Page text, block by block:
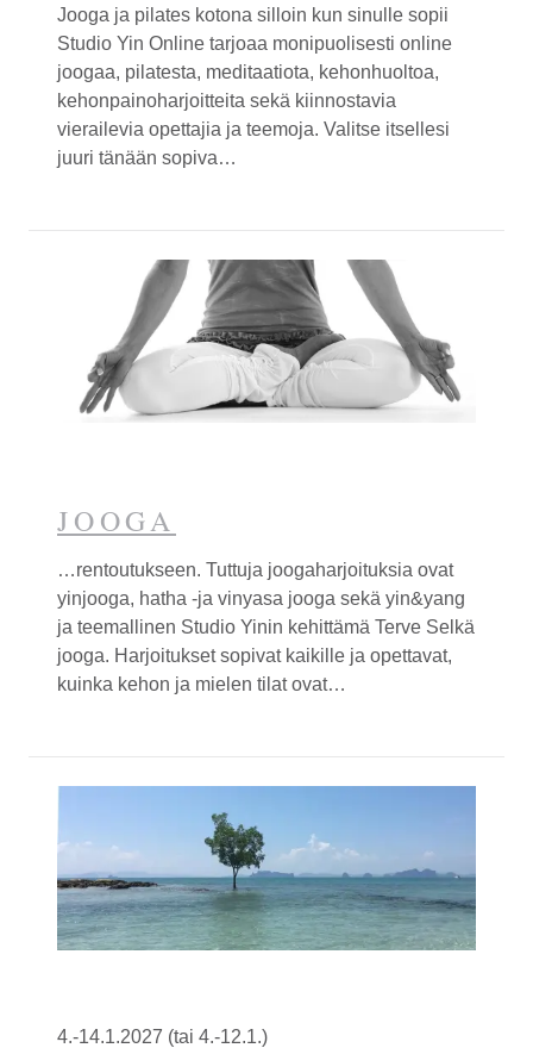
Jooga ja pilates kotona silloin kun sinulle sopii
Studio Yin Online tarjoaa monipuolisesti online
joogaa, pilatesta, meditaatiota, kehonhuoltoa,
kehonpainoharjoitteita sekä kiinnostavia
vierailevia opettajia ja teemoja. Valitse itsellesi
juuri tänään sopiva…
JOOGA
…rentoutukseen. Tuttuja joogaharjoituksia ovat
yinjooga, hatha -ja vinyasa jooga sekä yin&yang
ja teemallinen Studio Yinin kehittämä Terve Selkä
jooga. Harjoitukset sopivat kaikille ja opettavat,
kuinka kehon ja mielen tilat ovat…
4.-14.1.2027 (tai 4.-12.1.)